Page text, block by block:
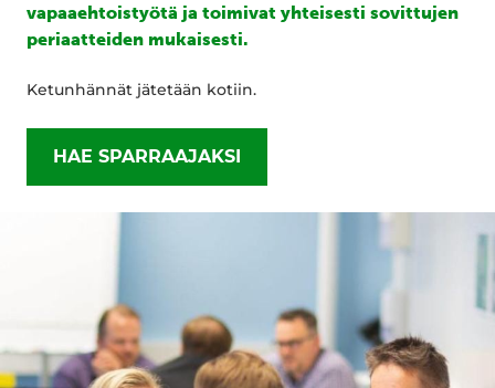
vapaaehtoistyötä ja toimivat yhteisesti sovittujen
periaatteiden mukaisesti.
Ketunhännät jätetään kotiin.
HAE SPARRAAJAKSI